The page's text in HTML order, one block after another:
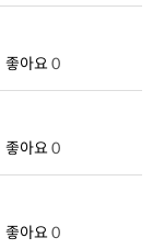
좋아요 0
좋아요 0
좋아요 0